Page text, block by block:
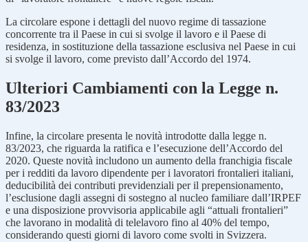
La circolare espone i dettagli del nuovo regime di tassazione
concorrente tra il Paese in cui si svolge il lavoro e il Paese di
residenza, in sostituzione della tassazione esclusiva nel Paese in cui
si svolge il lavoro, come previsto dall’Accordo del 1974.
Ulteriori Cambiamenti con la Legge n.
83/2023
Infine, la circolare presenta le novità introdotte dalla legge n.
83/2023, che riguarda la ratifica e l’esecuzione dell’Accordo del
2020. Queste novità includono un aumento della franchigia fiscale
per i redditi da lavoro dipendente per i lavoratori frontalieri italiani,
deducibilità dei contributi previdenziali per il prepensionamento,
l’esclusione dagli assegni di sostegno al nucleo familiare dall’IRPEF
e una disposizione provvisoria applicabile agli “attuali frontalieri”
che lavorano in modalità di telelavoro fino al 40% del tempo,
considerando questi giorni di lavoro come svolti in Svizzera.